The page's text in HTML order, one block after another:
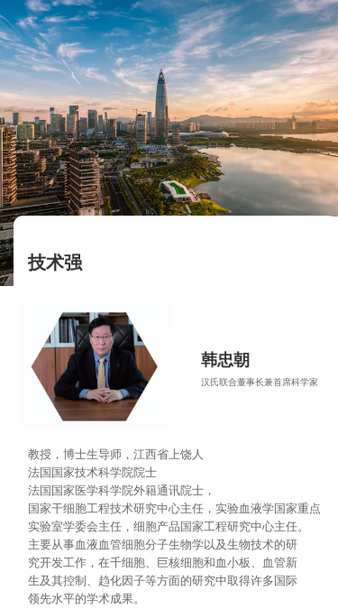
技术强
韩忠朝
汉氏联合董事长兼首席科学家
教授，博士生导师，江西省上饶人
法国国家技术科学院院士
法国国家医学科学院外籍通讯院士，
国家干细胞工程技术研究中心主任，实验血液学国家重点
实验室学委会主任，细胞产品国家工程研究中心主任。
主要从事血液血管细胞分子生物学以及生物技术的研
究开发工作，在千细胞、巨核细胞和血小板、血管新
生及其控制、趋化因子等方面的研究中取得许多国际
领先水平的学术成果。